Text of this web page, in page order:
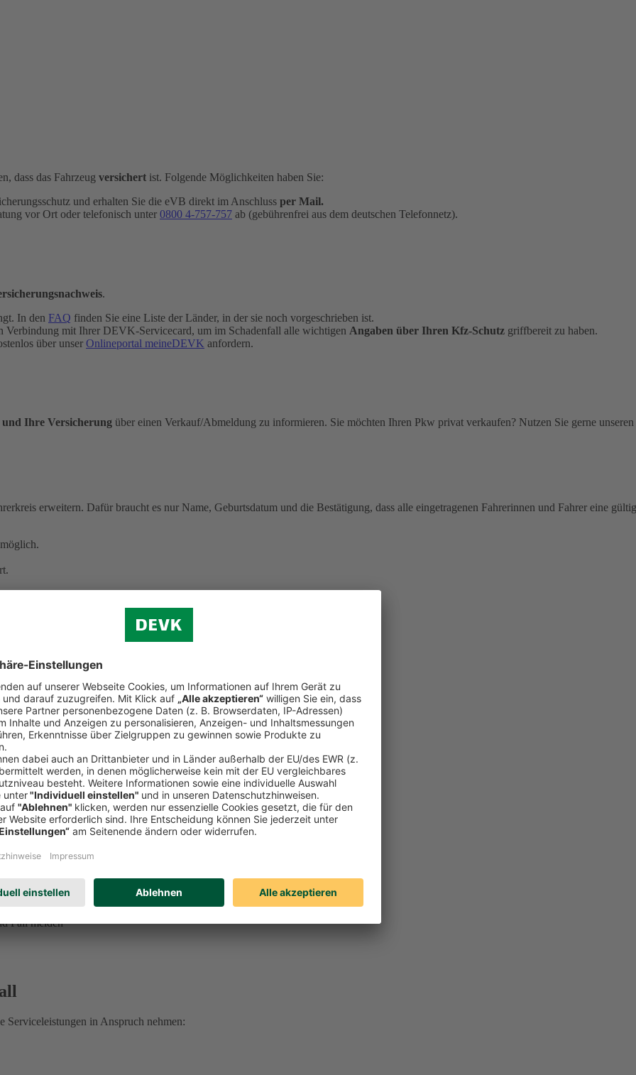
dass das Fahrzeug versichert ist. Folgende Möglichkeiten haben Sie:
und erhalten Sie die eVB direkt im Anschluss per Mail.
vor Ort oder telefonisch unter 0800 4-​757-757 ab (gebührenfrei aus dem deutschen Telefonnetz).
.
In den FAQ finden Sie eine Liste der Länder, in der sie noch vorgeschrieben ist.
Verbindung mit Ihrer DEVK-Servicecard, um im Schadenfall alle wichtigen Angaben über Ihren Kfz-Schutz griffbereit zu haben.
über unser Onlineportal meineDEVK anfordern.
und Ihre Versicherung über einen Verkauf/Abmeldung zu informieren. Sie möchten Ihren Pkw privat verkaufen? Nutzen Sie gerne unseren
erweitern. Dafür braucht es nur Name, Geburtsdatum und die Bestätigung, dass alle eingetragenen Fahrerinnen und Fahrer eine
möglich.
mehr selbstbestimmt entscheiden können.
Vorsorgevollmacht, Betreuungsverfügung und mehr
erhalten Sie unter0221 757-1996.
sprechen Sie Ihre:n DEVK Berater:in an.
Fall melden
Serviceleistungen in Anspruch nehmen: